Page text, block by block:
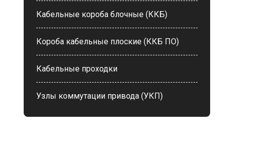
Кабельные короба блочные (ККБ)
Короба кабельные плоские (ККБ ПО)
Кабельные проходки
Узлы коммутации привода (УКП)